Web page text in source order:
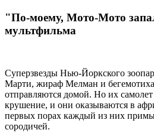
"По-моему, Мото-Мото
мультфильма
Суперзвезды Нью-Йоркского
Марти, жираф Мелман и
отправляются домой. Но их
крушение, и они оказываются в
первых порах каждый из них
сородичей.